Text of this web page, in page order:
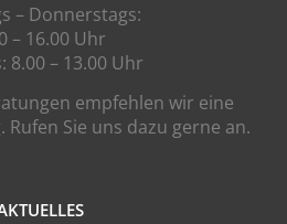
– Donnerstags:
– 16.00 Uhr
8.00 – 13.00 Uhr
empfehlen wir eine
Sie uns dazu gerne an.